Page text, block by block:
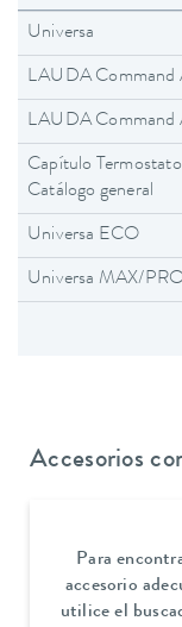
Universa
LAUDA Command
LAUDA Command
Capítulo
Catálogo general
Universa ECO
Universa MAX/
Accesorios
Para
accesorio
utilice el